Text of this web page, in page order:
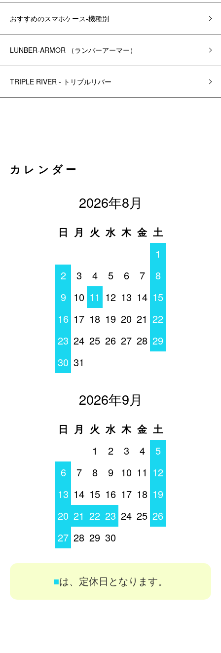
おすすめのスマホケース-機種別
LUNBER-ARMOR （ランバーアーマー）
TRIPLE RIVER - トリプルリバー
カレンダー
2026年8月
日 月 火 水 木 金 土
1
2
3 4 5 6 7
8
9
10 11 12 13 14 15
16 17 18 19 20 21 22
23 24 25 26 27 28 29
30 31
2026年9月
日 月 火 水 木 金 土
1
2 3 4
5
6
7 8 9 10 11 12
13 14 15 16 17 18 19
20 21 22 23 24 25 26
27 28 29 30
■は、定休日となります。